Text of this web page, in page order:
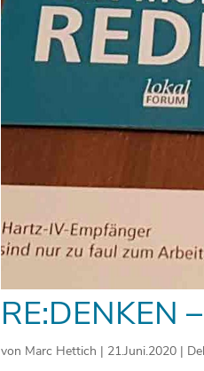
RE:DENKEN
von Marc Hettich | 21.Juni.2020 |